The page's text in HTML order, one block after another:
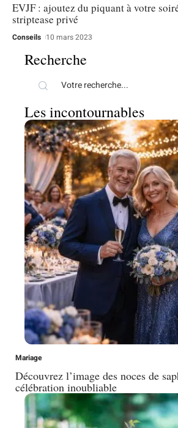
EVJF : ajoutez du piquant à votre
striptease privé
Conseils 10 mars 2023
Recherche
Les incontournables
Mariage
Découvrez l’image des noces de
célébration inoubliable